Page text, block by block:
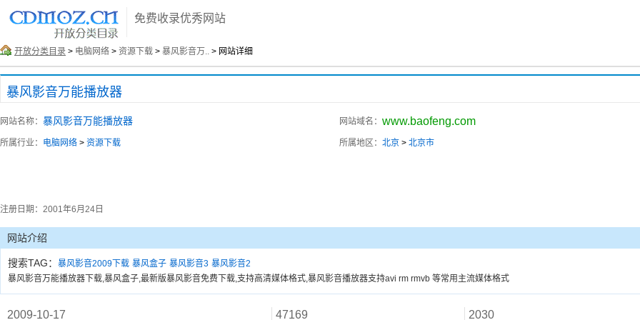
免费收录优秀网站
开放分类目录 > 电脑网络 > 资源下载 > 暴风影音万.. > 网站详细
暴风影音万能播放器
网站名称： 暴风影音万能播放器 网站域名： www.baofeng.com
所属行业： 电脑网络 > 资源下载 所属地区： 北京 > 北京市
注册日期： 2001年6月24日
网站介绍
搜索TAG： 暴风影音2009下载 暴风盒子 暴风影音3 暴风影音2
暴风影音万能播放器下载,暴风盒子,最新版暴风影音免费下载,支持高清媒体格式,暴风影音播放器支持avi rm rmvb 等常用主流媒体格式
2009-10-17 47169 2030